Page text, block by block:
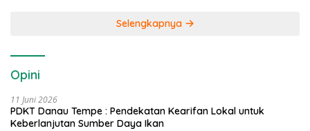
Selengkapnya
Opini
11 Juni 2026
PDKT Danau Tempe : Pendekatan Kearifan Lokal untuk
Keberlanjutan Sumber Daya Ikan